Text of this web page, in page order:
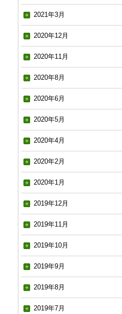
2021年3月
2020年12月
2020年11月
2020年8月
2020年6月
2020年5月
2020年4月
2020年2月
2020年1月
2019年12月
2019年11月
2019年10月
2019年9月
2019年8月
2019年7月